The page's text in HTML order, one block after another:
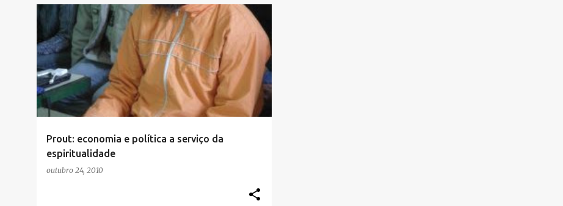
P
o
s
t
a
g
Prout: economia e política a serviço da
espiritualidade
outubro 24, 2010